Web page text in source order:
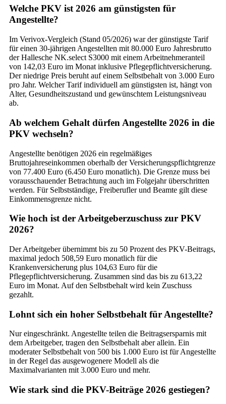
Welche PKV ist 2026 am günstigsten für
Angestellte?
Im Verivox-Vergleich (Stand 05/2026) war der günstigste Tarif
für einen 30-jährigen Angestellten mit 80.000 Euro Jahresbrutto
der Hallesche NK.select S3000 mit einem Arbeitnehmeranteil
von 142,03 Euro im Monat inklusive Pflegepflichtversicherung.
Der niedrige Preis beruht auf einem Selbstbehalt von 3.000 Euro
pro Jahr. Welcher Tarif individuell am günstigsten ist, hängt von
Alter, Gesundheitszustand und gewünschtem Leistungsniveau
ab.
Ab welchem Gehalt dürfen Angestellte 2026 in die
PKV wechseln?
Angestellte benötigen 2026 ein regelmäßiges
Bruttojahreseinkommen oberhalb der Versicherungspflichtgrenze
von 77.400 Euro (6.450 Euro monatlich). Die Grenze muss bei
vorausschauender Betrachtung auch im Folgejahr überschritten
werden. Für Selbstständige, Freiberufler und Beamte gilt diese
Einkommensgrenze nicht.
Wie hoch ist der Arbeitgeberzuschuss zur PKV
2026?
Der Arbeitgeber übernimmt bis zu 50 Prozent des PKV-Beitrags,
maximal jedoch 508,59 Euro monatlich für die
Krankenversicherung plus 104,63 Euro für die
Pflegepflichtversicherung. Zusammen sind das bis zu 613,22
Euro im Monat. Auf den Selbstbehalt wird kein Zuschuss
gezahlt.
Lohnt sich ein hoher Selbstbehalt für Angestellte?
Nur eingeschränkt. Angestellte teilen die Beitragsersparnis mit
dem Arbeitgeber, tragen den Selbstbehalt aber allein. Ein
moderater Selbstbehalt von 500 bis 1.000 Euro ist für Angestellte
in der Regel das ausgewogenere Modell als die
Maximalvarianten mit 3.000 Euro und mehr.
Wie stark sind die PKV-Beiträge 2026 gestiegen?